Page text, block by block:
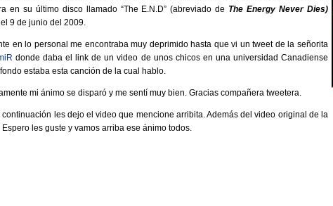
en su último disco llamado “The E.N.D” (abreviado de The Energy Never Dies)
el 9 de junio del 2009.
en lo personal me encontraba muy deprimido hasta que vi un tweet de la señorita
donde daba el link de un video de unos chicos en una universidad Canadiense
estaba esta canción de la cual hablo.
mi ánimo se disparó y me sentí muy bien. Gracias compañera tweetera.
continuación les dejo el video que mencione arribita. Además del video original de la
les guste y vamos arriba ese ánimo todos.